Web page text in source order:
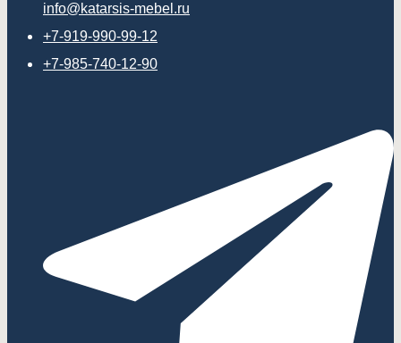
info@katarsis-mebel.ru
+7-919-990-99-12
+7-985-740-12-90